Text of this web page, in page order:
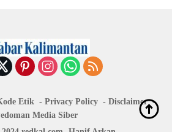
Etik Privacy Policy
Disclaimer
Media Siber